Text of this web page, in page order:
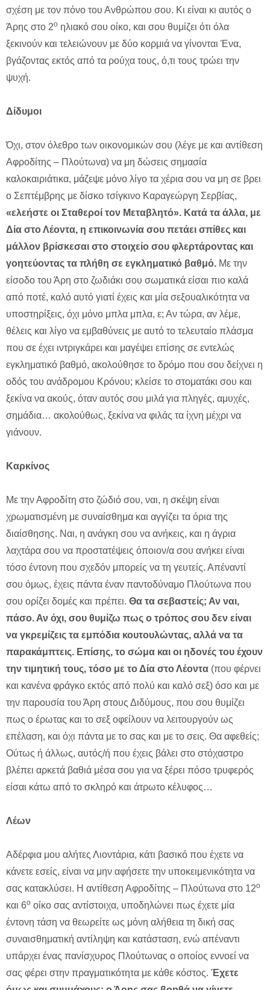
σχέση με τον πόνο του Ανθρώπου σου. Κι είναι κι αυτός ο
Άρης στο 2ο ηλιακό σου οίκο, και σου θυμίζει ότι όλα
ξεκινούν και τελειώνουν με δύο κορμιά να γίνονται Ένα,
βγάζοντας εκτός από τα ρούχα τους, ό,τι τους τρώει την
ψυχή.
Δίδυμοι
Όχι, στον όλεθρο των οικονομικών σου (λέγε με και αντίθεση
Αφροδίτης – Πλούτωνα) να μη δώσεις σημασία
καλοκαιριάτικα, μάζεψε μόνο λίγο τα χέρια σου να μη σε βρει
ο Σεπτέμβρης με δίσκο τσίγκινο Καραγεώργη Σερβίας,
«ελεήστε οι Σταθεροί τον Μεταβλητό». Κατά τα άλλα, με
Δία στο Λέοντα, η επικοινωνία σου πετάει σπίθες και
μάλλον βρίσκεσαι στο στοιχείο σου φλερτάροντας και
γοητεύοντας τα πλήθη σε εγκληματικό βαθμό. Με την
είσοδο του Άρη στο ζωδιάκι σου σωματικά είσαι πιο καλά
από ποτέ, καλό αυτό γιατί έχεις και μία σεξουαλικότητα να
υποστηρίξεις, όχι μόνο μπλα μπλα, ε; Αν τώρα, αν λέμε,
θέλεις και λίγο να εμβαθύνεις με αυτό το τελευταίο πλάσμα
που σε έχει ιντριγκάρει και μαγέψει επίσης σε εντελώς
εγκληματικό βαθμό, ακολούθησε το δρόμο που σου δείχνει η
οδός του ανάδρομου Κρόνου; κλείσε το στοματάκι σου και
ξεκίνα να ακούς, όταν αυτός σου μιλά για πληγές, αμυχές,
σημάδια… ακολούθως, ξεκίνα να φιλάς τα ίχνη μέχρι να
γιάνουν.
Καρκίνος
Με την Αφροδίτη στο ζώδιό σου, ναι, η σκέψη είναι
χρωματισμένη με συναίσθημα και αγγίζει τα όρια της
διαίσθησης. Ναι, η ανάγκη σου να ανήκεις, και η άγρια
λαχτάρα σου να προστατέψεις όποιον/α σου ανήκει είναι
τόσο έντονη που σχεδόν μπορείς να τη γευτείς. Απέναντί
σου όμως, έχεις πάντα έναν παντοδύναμο Πλούτωνα που
σου ορίζει δομές και πρέπει. Θα τα σεβαστείς; Αν ναι,
πάσο. Αν όχι, σου θυμίζω πως ο τρόπος σου δεν είναι
να γκρεμίζεις τα εμπόδια κουτουλώντας, αλλά να τα
παρακάμπτεις. Επίσης, το σώμα και οι ηδονές του έχουν
την τιμητική τους, τόσο με το Δία στο Λέοντα (που φέρνει
και κανένα φράγκο εκτός από πολύ και καλό σεξ) όσο και με
την παρουσία του Άρη στους Διδύμους, που σου θυμίζει
πως ο έρωτας και το σεξ οφείλουν να λειτουργούν ως
επέλαση, και όχι πάντα με το σας και με το σεις. Θα αφεθείς;
Ούτως ή άλλως, αυτός/ή που έχεις βάλει στο στόχαστρο
βλέπει αρκετά βαθιά μέσα σου για να ξέρει πόσο τρυφερός
είσαι κάτω από το σκληρό και άτρωτο κέλυφος…
Λέων
Αδέρφια μου αλήτες Λιοντάρια, κάτι βασικό που έχετε να
κάνετε εσείς, είναι να μην αφήσετε την υποκειμενικότητα να
σας κατακλύσει. Η αντίθεση Αφροδίτης – Πλούτωνα στο 12ο
και 6ο οίκο σας αντίστοιχα, υποδηλώνει πως έχετε μία
έντονη τάση να θεωρείτε ως μόνη αλήθεια τη δική σας
συναισθηματική αντίληψη και κατάσταση, ενώ απέναντι
υπάρχει ένας πανίσχυρος Πλούτωνας ο οποίος εννοεί να
σας φέρει στην πραγματικότητα με κάθε κόστος. Έχετε